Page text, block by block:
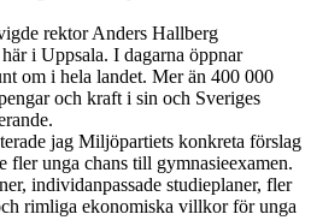
rektor Anders Hallberg
i Uppsala. I dagarna öppnar
om i hela landet. Mer än 400 000
och kraft i sin och Sveriges
jag Miljöpartiets konkreta förslag
fler unga chans till gymnasieexamen.
individanpassade studieplaner, fler
rimliga ekonomiska villkor för unga